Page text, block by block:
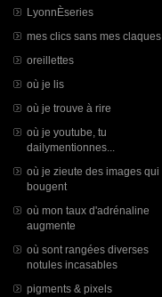
LyonnÈseries
mes clics sans mes claques
oreillettes
où je lis
où je trouve à rire
où je youtube, tu
dailymentionnes...
où je zieute des images qui
bougent
où mon taux d'adrénaline
augmente
où sont rangées diverses
notules incasables
pigments & pixels